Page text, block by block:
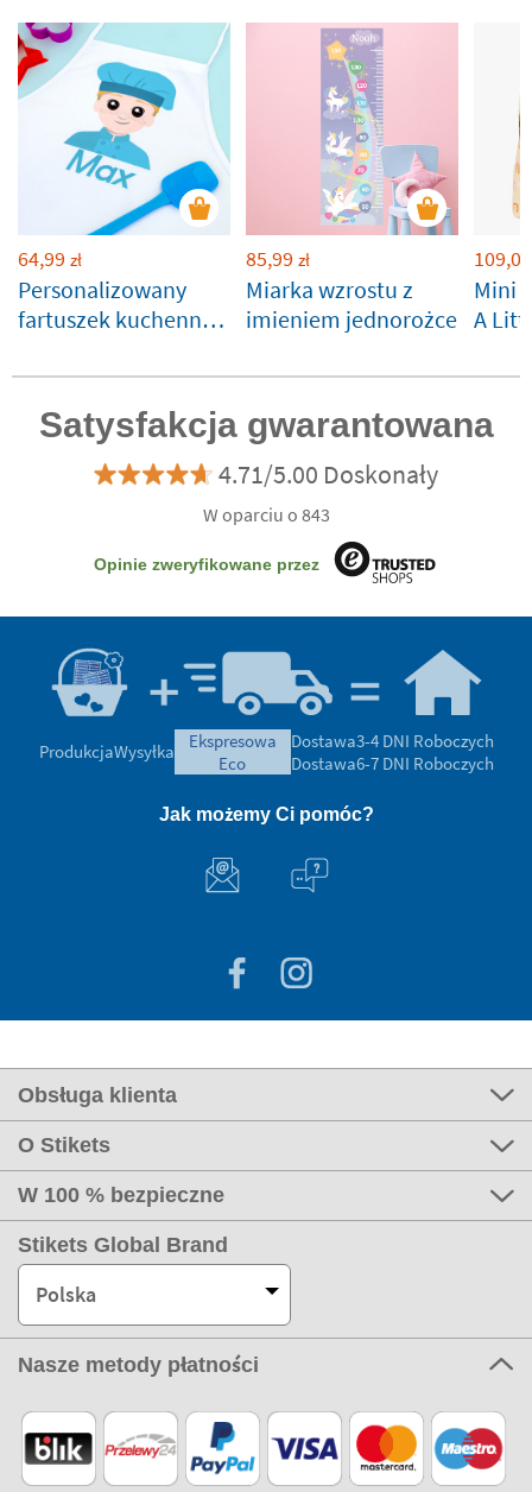
64,99 zł
Personalizowany
fartuszek kuchenny
85,99 zł
Miarka wzrostu z
imieniem jednorożce
109,00
Mini
A
Satysfakcja gwarantowana
4.71/5.00 Doskonały
W oparciu o 843
Opinie zweryfikowane przez
ProdukcjaWysyłka
ekspresowa
eco
Dostawa3-4 DNI Roboczych
Dostawa6-7 DNI Roboczych
Jak możemy Ci pomóc?
Obsługa klienta
O Stikets
W 100 % bezpieczne
Stikets Global Brand
Polska
Nasze metody płatności